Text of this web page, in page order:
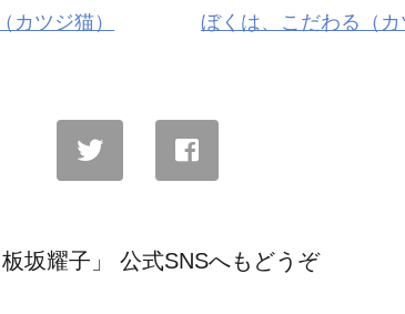
カツジ猫） ぼくは、こだわる（カ
坂耀子」 公式SNSへもどうぞ